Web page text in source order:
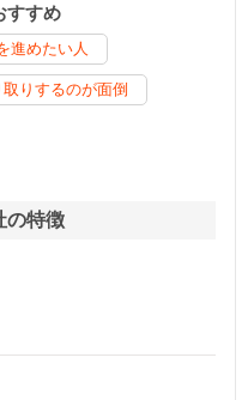
すすめ
進めたい人
りするのが面倒
の特徴